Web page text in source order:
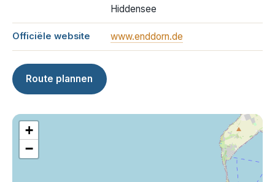
Hiddensee
Officiële website www.enddorn.de
Route plannen
+
−